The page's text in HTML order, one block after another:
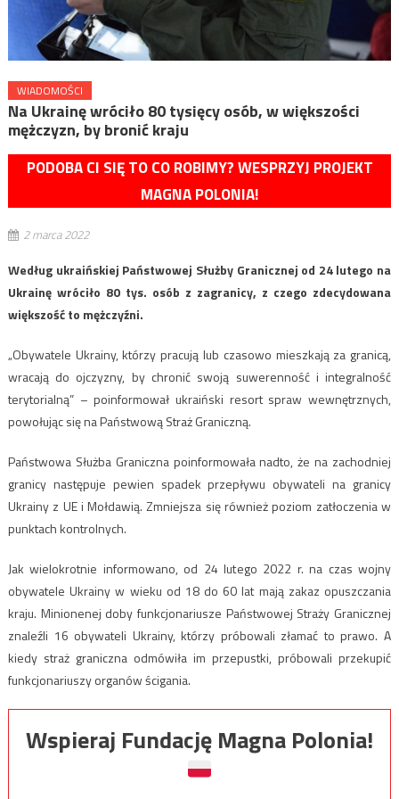
WIADOMOŚCI
Na Ukrainę wróciło 80 tysięcy osób, w większości
mężczyzn, by bronić kraju
PODOBA CI SIĘ TO CO ROBIMY? WESPRZYJ PROJEKT
MAGNA POLONIA!
2 marca 2022
Według ukraińskiej Państwowej Służby Granicznej od 24 lutego na
Ukrainę wróciło 80 tys. osób z zagranicy, z czego zdecydowana
większość to mężczyźni.
„Obywatele Ukrainy, którzy pracują lub czasowo mieszkają za granicą,
wracają do ojczyzny, by chronić swoją suwerenność i integralność
terytorialną” – poinformował ukraiński resort spraw wewnętrznych,
powołując się na Państwową Straż Graniczną.
Państwowa Służba Graniczna poinformowała nadto, że na zachodniej
granicy następuje pewien spadek przepływu obywateli na granicy
Ukrainy z UE i Mołdawią. Zmniejsza się również poziom zatłoczenia w
punktach kontrolnych.
Jak wielokrotnie informowano, od 24 lutego 2022 r. na czas wojny
obywatele Ukrainy w wieku od 18 do 60 lat mają zakaz opuszczania
kraju. Minionenej doby funkcjonariusze Państwowej Straży Granicznej
znaleźli 16 obywateli Ukrainy, którzy próbowali złamać to prawo. A
kiedy straż graniczna odmówiła im przepustki, próbowali przekupić
funkcjonariuszy organów ścigania.
Wspieraj Fundację Magna Polonia!